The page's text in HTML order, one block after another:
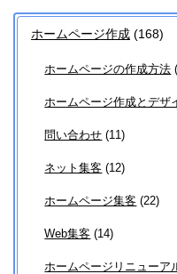
ホームページ作成 (168)
ホームページの作成方法
ホームページ作成とデザ
問い合わせ (11)
ネット集客 (12)
ホームページ集客 (22)
Web集客 (14)
ホームページリニューア